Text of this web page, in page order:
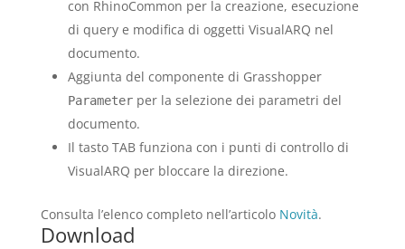
con RhinoCommon per la creazione, esecuzione
di query e modifica di oggetti VisualARQ nel
documento.
Aggiunta del componente di Grasshopper
Parameterper la selezione dei parametri del
documento.
Il tasto TAB funziona con i punti di controllo di
VisualARQ per bloccare la direzione.
Consulta l’elenco completo nell’articolo Novità.
Download